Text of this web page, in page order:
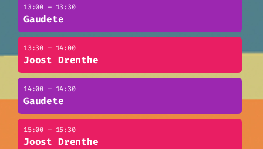
13:00 – 13:30
Gaudete
13:30 – 14:00
Joost Drenthe
14:00 – 14:30
Gaudete
15:00 – 15:30
Joost Drenthe